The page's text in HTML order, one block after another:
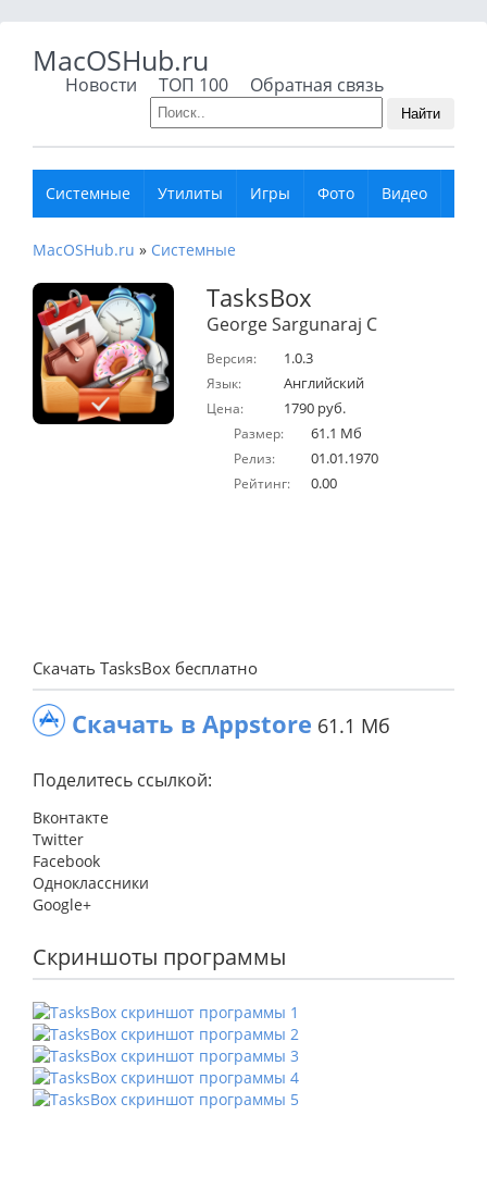
MacOSHub.ru
Новости ТОП 100 Обратная связь
Найти
Системные Утилиты Игры Фото Видео
MacOSHub.ru » Системные
TasksBox
George Sargunaraj C
Версия: 1.0.3
Язык: Английский
Цена: 1790 руб.
Размер: 61.1 Мб
Релиз: 01.01.1970
Рейтинг: 0.00
Скачать TasksBox бесплатно
Скачать в Appstore 61.1 Мб
Поделитесь ссылкой:
Вконтакте
Twitter
Facebook
Одноклассники
Google+
Скриншоты программы